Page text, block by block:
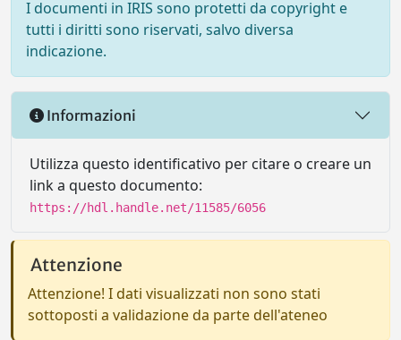
I documenti in IRIS sono protetti da copyright e
tutti i diritti sono riservati, salvo diversa
indicazione.
Informazioni
Utilizza questo identificativo per citare o creare un
link a questo documento:
https://hdl.handle.net/11585/6056
Attenzione
Attenzione! I dati visualizzati non sono stati
sottoposti a validazione da parte dell'ateneo